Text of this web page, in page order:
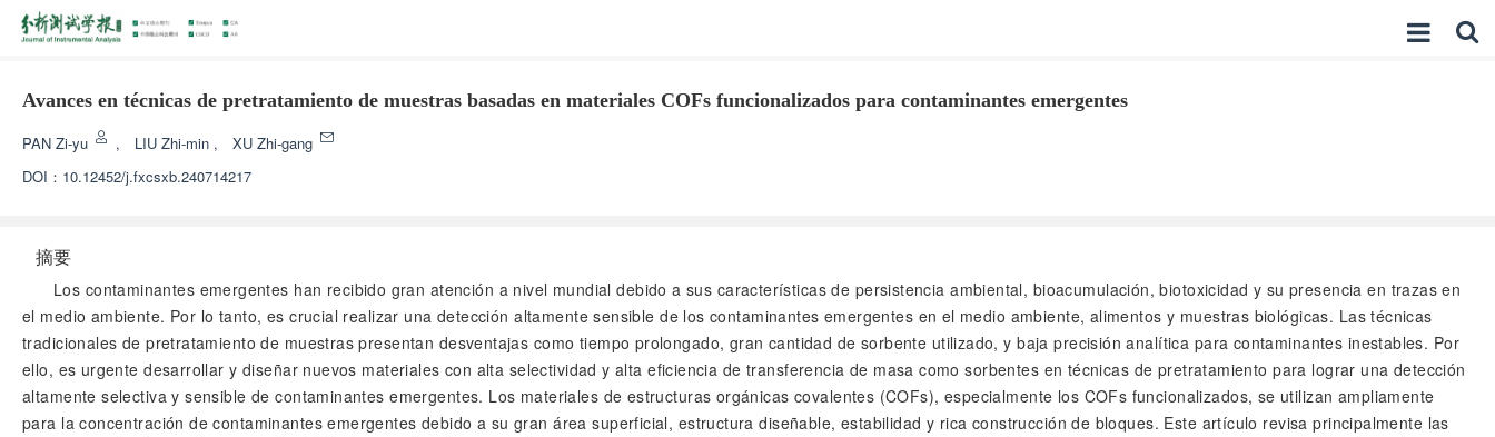
Avances en técnicas de pretratamiento de muestras basadas en materiales COFs funcionalizados para contaminantes emergentes
PAN Zi-yu , LIU Zhi-min ,
XU Zhi-gang
DOI： 10.12452/j.fxcsxb.240714217
摘要
Los contaminantes emergentes han recibido gran atención a nivel mundial debido a sus características de persistencia ambiental, bioacumulación, biotoxicidad y su presencia en trazas en
el medio ambiente. Por lo tanto, es crucial realizar una detección altamente sensible de los contaminantes emergentes en el medio ambiente, alimentos y muestras biológicas. Las técnicas
tradicionales de pretratamiento de muestras presentan desventajas como tiempo prolongado, gran cantidad de sorbente utilizado, y baja precisión analítica para contaminantes inestables. Por
ello, es urgente desarrollar y diseñar nuevos materiales con alta selectividad y alta eficiencia de transferencia de masa como sorbentes en técnicas de pretratamiento para lograr una detección
altamente selectiva y sensible de contaminantes emergentes. Los materiales de estructuras orgánicas covalentes (COFs), especialmente los COFs funcionalizados, se utilizan ampliamente
para la concentración de contaminantes emergentes debido a su gran área superficial, estructura diseñable, estabilidad y rica construcción de bloques. Este artículo revisa principalmente las